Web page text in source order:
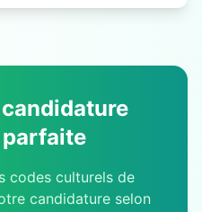
parfaite
codes culturels de
candidature selon